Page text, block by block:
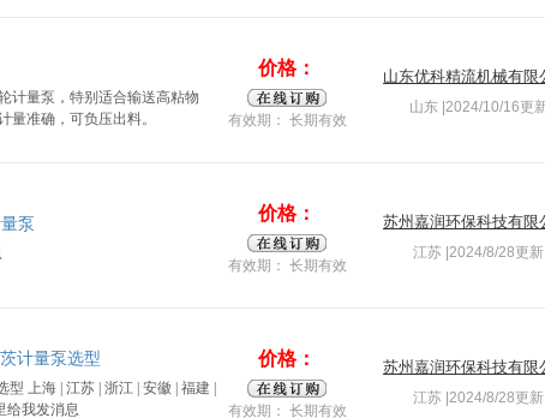
计量泵，特别适合输送高粘物
量准确，可负压出料。
价格：
有效期： 长期有效
山东优科精流机械有限
山东 |2024/10/16更
泵
价格：
有效期： 长期有效
苏州嘉润环保科技有限
江苏 |2024/8/28更新
计量泵选型
上海 | 江苏 | 浙江 | 安徽 | 福建 |
价格：
有效期： 长期有效
苏州嘉润环保科技有限
江苏 |2024/8/28更新